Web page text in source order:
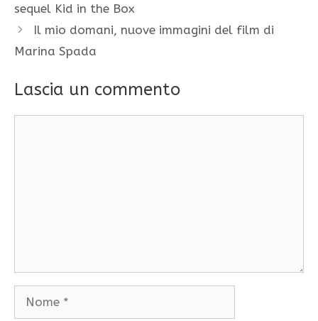
sequel Kid in the Box
Il mio domani, nuove immagini del film di
Marina Spada
Lascia un commento
Nome